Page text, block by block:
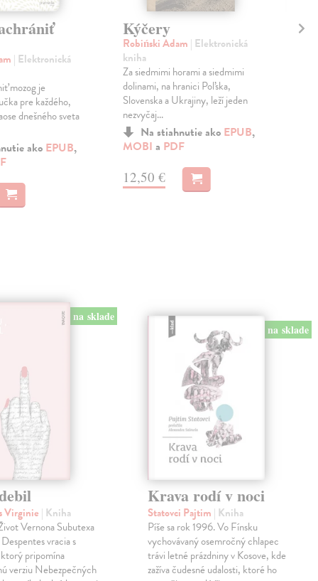
| Elektronická
mozog je
pre každého,
dnešného sveta
ako EPUB,
Kýčery
Robiński Adam | Elektronická
kniha
Za siedmimi horami a siedmimi
dolinami, na hranici Poľska,
Slovenska a Ukrajiny, leží jeden
nezvyčaj...
Na stiahnutie ako EPUB,
MOBI a PDF
12,50 €
na sklade
Virginie | Kniha
Vernona Subutexa
vracia s
pripomína
verziu Nebezpečných
na sklade
Krava rodí v noci
Statovci Pajtim | Kniha
Píše sa rok 1996. Vo Fínsku
vychovávaný osemročný chlapec
trávi letné prázdniny v Kosove, kde
zažíva čudesné udalosti, ktoré ho